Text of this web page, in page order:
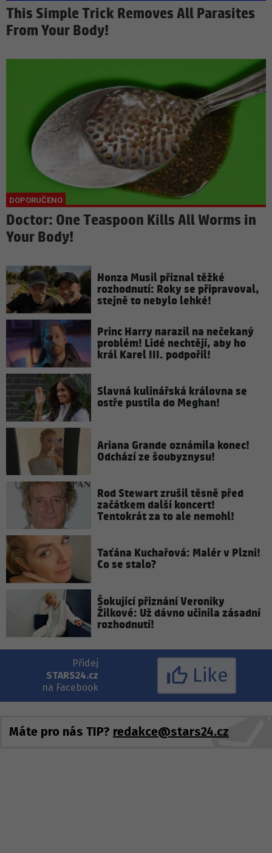
This Simple Trick Removes All Parasites
From Your Body!
Doctor: One Teaspoon Kills All Worms in
Your Body!
Honza Musil přiznal těžké
rozhodnutí: Roky se připravoval,
stejně to nebylo lehké!
Princ Harry narazil na nečekaný
problém! Lidé nechtějí, aby ho
král Karel III. podpořil!
Slavná kulinářská královna se
ostře pustila do Meghan!
Ariana Grande oznámila konec!
Odchází ze šoubyznysu!
Rod Stewart zrušil těsně před
začátkem další koncert!
Tentokrát za to ale nemohl!
Taťána Kuchařová: Malér v Plzni!
Co se stalo?
Šokující přiznání Veroniky
Žilkové: Už dávno učinila zásadní
rozhodnutí!
Přidej
STARS24.cz
na Facebook
Like
Máte pro nás TIP? redakce@stars24.cz